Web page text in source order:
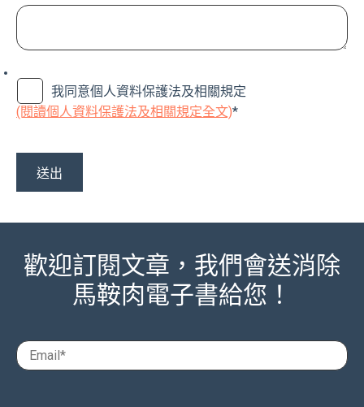
我同意個人資料保護法及相關規定
(閱讀個人資料保護法及相關規定全文)*
歡迎訂閱文章，我們會送消除
馬鞍肉電子書給您！